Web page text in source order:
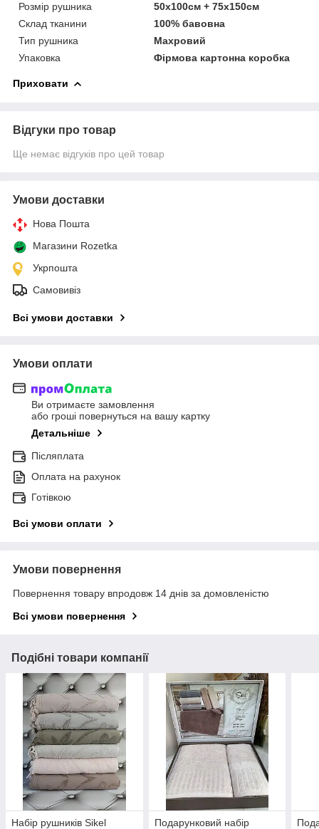
Розмір рушника
50х100см + 75х150см
Склад тканини
100% бавовна
Тип рушника
Махровий
Упаковка
Фірмова картонна коробка
Приховати
Відгуки про товар
Ще немає відгуків про цей товар
Умови доставки
Нова Пошта
Магазини Rozetka
Укрпошта
Самовивіз
Всі умови доставки
Умови оплати
Ви отримаєте замовлення
або гроші повернуться на вашу картку
Детальніше
Післяплата
Оплата на рахунок
Готівкою
Всі умови оплати
Умови повернення
Повернення товару впродовж 14 днів за домовленістю
Всі умови повернення
Подібні товари компанії
Набір рушників Sikel
Подарунковий набір